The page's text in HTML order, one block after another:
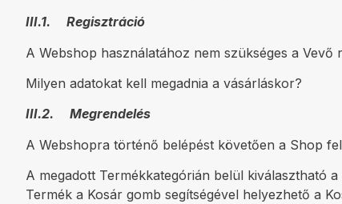
III.1. Regisztráció
A Webshop használatához nem szükséges a Vevő
Milyen adatokat kell megadnia a vásárláskor?
III.2. Megrendelés
A Webshopra történő belépést követően a Shop
A megadott Termékkategórián belül kiválasztható
Termék a Kosár gomb segítségével helyezhető a